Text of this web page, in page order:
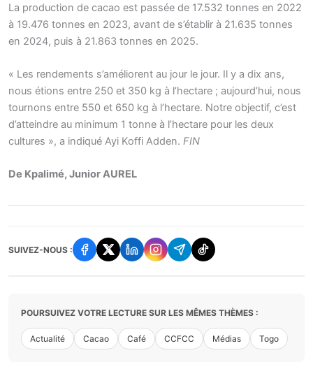
La production de cacao est passée de 17.532 tonnes en 2022
à 19.476 tonnes en 2023, avant de s’établir à 21.635 tonnes
en 2024, puis à 21.863 tonnes en 2025.
« Les rendements s’améliorent au jour le jour. Il y a dix ans,
nous étions entre 250 et 350 kg à l’hectare ; aujourd’hui, nous
tournons entre 550 et 650 kg à l’hectare. Notre objectif, c’est
d’atteindre au minimum 1 tonne à l’hectare pour les deux
cultures », a indiqué Ayi Koffi Adden. FIN
De Kpalimé, Junior AUREL
SUIVEZ-NOUS :
POURSUIVEZ VOTRE LECTURE SUR LES MÊMES THÈMES :
Actualité Cacao Café CCFCC Médias Togo